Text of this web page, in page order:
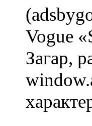
Vogue
Загар,